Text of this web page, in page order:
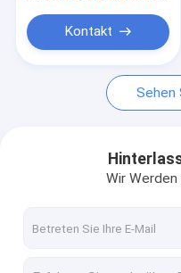
Neuigkeiten
FPV-Videoübermittler
FPV Videoempfänger
Kontakt
Sehen
Wir